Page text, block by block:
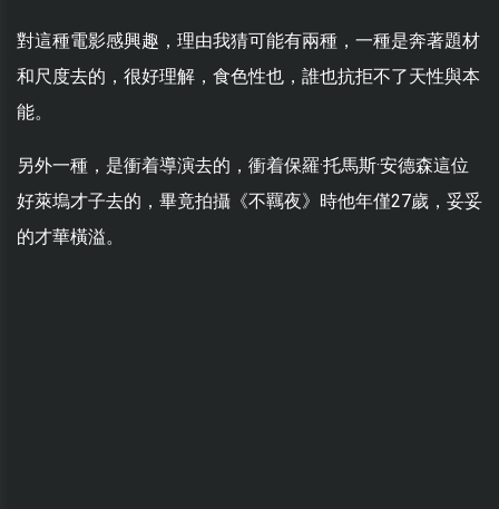
對這種電影感興趣，理由我猜可能有兩種，一種是奔著題材
和尺度去的，很好理解，食色性也，誰也抗拒不了天性與本
能。
另外一種，是衝着導演去的，衝着保羅·托馬斯·安德森這位
好萊塢才子去的，畢竟拍攝《不羈夜》時他年僅27歲，妥妥
的才華橫溢。